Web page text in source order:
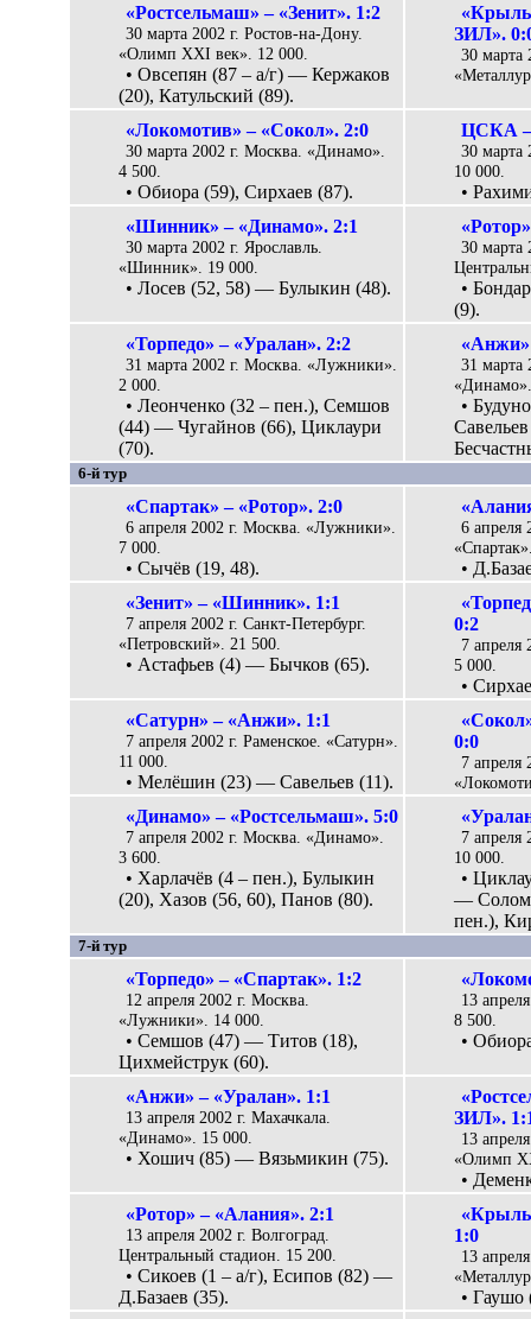
«Ростсельмаш» – «Зенит». 1:2
30 марта 2002 г. Ростов-на-Дону.
«Олимп XXI век». 12 000.
• Овсепян (87 – а/г) — Кержаков
(20), Катульский (89).
ЗИЛ».
30 марта
«Локомотив» – «Сокол». 2:0
30 марта 2002 г. Москва. «Динамо».
4 500.
• Обиора (59), Сирхаев (87).
ЦСКА –
30 марта
10 000.
•
«Шинник» – «Динамо». 2:1
30 марта 2002 г. Ярославль.
«Шинник». 19 000.
• Лосев (52, 58) — Булыкин (48).
30 марта
•
(9).
«Торпедо» – «Уралан». 2:2
31 марта 2002 г. Москва. «Лужники».
2 000.
• Леонченко (32 – пен.), Семшов
(44) — Чугайнов (66), Циклаури
(70).
«Анжи»
31 марта
•
6-й тур
«Спартак» – «Ротор». 2:0
6 апреля 2002 г. Москва. «Лужники».
7 000.
• Сычёв (19, 48).
6 апреля
•
«Зенит» – «Шинник». 1:1
7 апреля 2002 г. Санкт-Петербург.
«Петровский». 21 500.
• Астафьев (4) — Бычков (65).
0:2
7 апреля
5 000.
•
«Сатурн» – «Анжи». 1:1
7 апреля 2002 г. Раменское. «Сатурн».
11 000.
• Мелёшин (23) — Савельев (11).
0:0
7 апреля
«Динамо» – «Ростсельмаш». 5:0
7 апреля 2002 г. Москва. «Динамо».
3 600.
• Харлачёв (4 – пен.), Булыкин
(20), Хазов (56, 60), Панов (80).
7 апреля
10 000.
•
—
пен.),
7-й тур
«Торпедо» – «Спартак». 1:2
12 апреля 2002 г. Москва.
«Лужники». 14 000.
• Семшов (47) — Титов (18),
Цихмейструк (60).
13
8 500.
•
«Анжи» – «Уралан». 1:1
13 апреля 2002 г. Махачкала.
«Динамо». 15 000.
• Хошич (85) — Вязьмикин (75).
ЗИЛ».
13
«Олимп
•
«Ротор» – «Алания». 2:1
13 апреля 2002 г. Волгоград.
Центральный стадион. 15 200.
• Сикоев (1 – а/г), Есипов (82) —
Д.Базаев (35).
1:0
13
• Гаушо